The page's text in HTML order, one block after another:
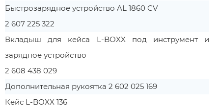
Быстрозарядное устройство AL 1860 CV
2 607 225 322
Вкладыш для кейса L-BOXX под инструмент и
зарядное устройство
2 608 438 029
Дополнительная рукоятка 2 602 025 169
Кейс L-BOXX 136